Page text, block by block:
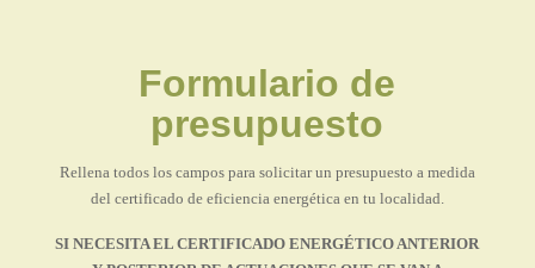
Formulario de
presupuesto
Rellena todos los campos para solicitar un presupuesto a medida
del certificado de eficiencia energética en tu localidad.
SI NECESITA EL CERTIFICADO ENERGÉTICO ANTERIOR